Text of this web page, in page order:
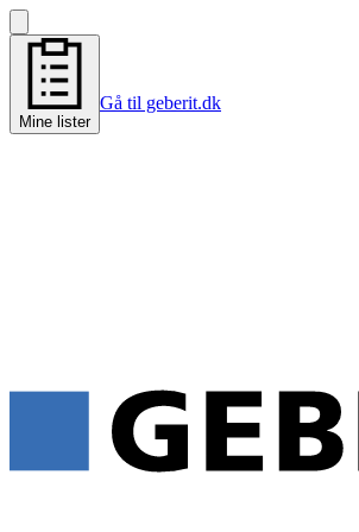
Mine lister
Gå til geberit.dk